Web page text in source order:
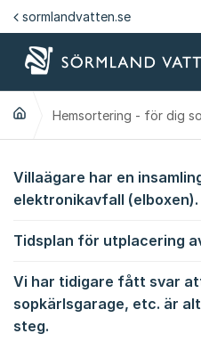
Hoppa till innehåll
sormlandvatten.se
Villaägare har en
elektronikavfall (elboxen).
Tidsplan för utplacering
Vi har tidigare fått svar
sopkärlsgarage, etc. är
steg.